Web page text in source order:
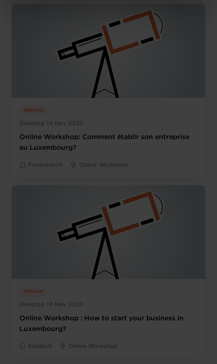
protection des données personnelles.
Dienstag 14 Nov 2023
Webinar
Online Workshop: Comment établir son entreprise
au Luxembourg?
Französisch Online Workshop
Dienstag 14 Nov 2023
Webinar
Online Workshop : How to start your business in
Luxembourg?
Englisch Online Workshop